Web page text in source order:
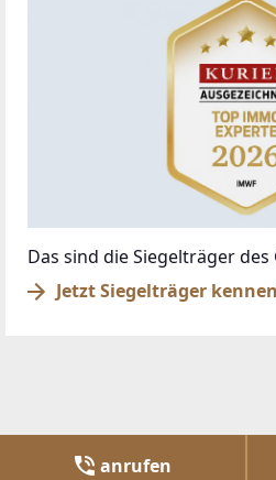
Das sind die Siegelträger des
Jetzt Siegelträger
anrufen